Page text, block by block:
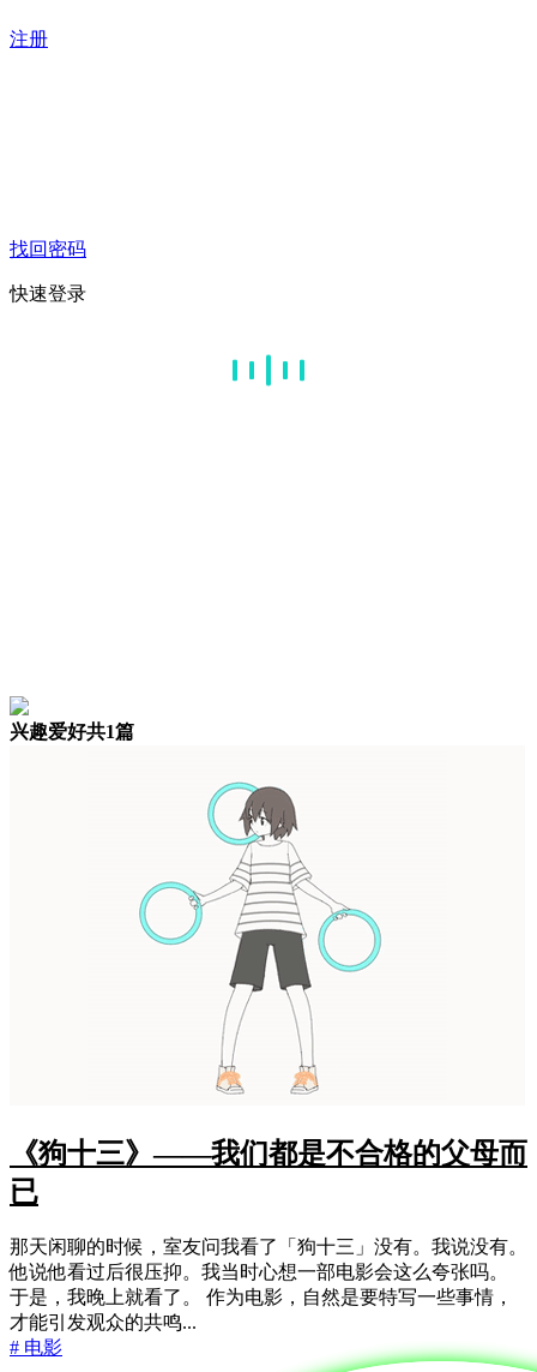
注册
找回密码
快速登录
兴趣爱好共1篇
《狗十三》——我们都是不合格的父母而
已
那天闲聊的时候，室友问我看了「狗十三」没有。我说没有。
他说他看过后很压抑。我当时心想一部电影会这么夸张吗。
于是，我晚上就看了。 作为电影，自然是要特写一些事情，
才能引发观众的共鸣...
# 电影